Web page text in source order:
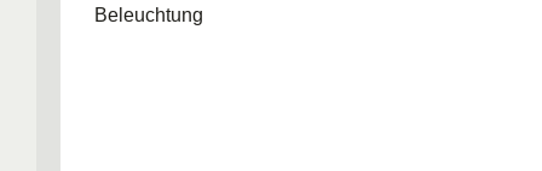
Beleuchtung